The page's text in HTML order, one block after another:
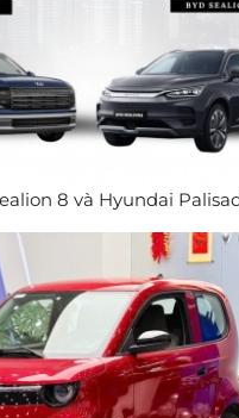
8 và Hyundai